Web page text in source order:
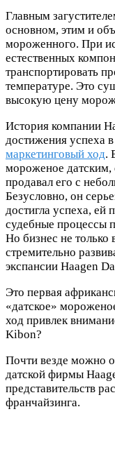
Главным
основном, этим и
мороженного. При
естественных
транспортировать
температуре. Это
высокую цену
История компании
достижения успеха
маркетинговый ход.
мороженое датским,
продавал его с
Безусловно, он
достигла успеха, ей
судебные процессы
Но бизнес не
стремительно
экспансии Haagen
Это первая
«датское»
ход привлек
Kibon?
Почти везде можно
датской фирмы
представительств
франчайзинга.